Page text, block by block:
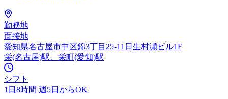
勤務地
面接地
愛知県名古屋市中区錦3丁目25-11日生村瀬ビル1F
栄(名古屋)駅、栄町(愛知)駅
シフト
1日8時間 週5日からOK